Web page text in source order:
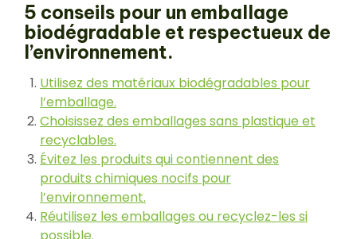
5 conseils pour un emballage
biodégradable et respectueux de
l’environnement.
Utilisez des matériaux biodégradables pour
l’emballage.
Choisissez des emballages sans plastique et
recyclables.
Évitez les produits qui contiennent des
produits chimiques nocifs pour
l’environnement.
Réutilisez les emballages ou recyclez-les si